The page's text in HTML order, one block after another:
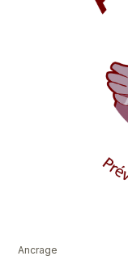
Ancrage